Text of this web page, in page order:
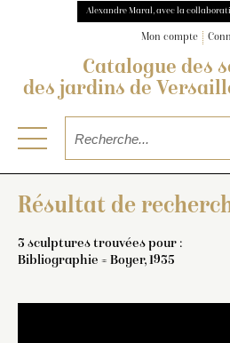
Alexandre Maral, avec la
Mon compte
Catalogue des
des jardins de
Résultat de
3 sculptures trouvées pour :
Bibliographie = Boyer, 1935